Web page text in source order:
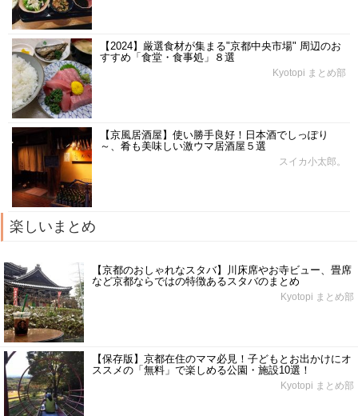
【2024】厳選食材が集まる"京都中央市場" 周辺のお
すすめ「食堂・食事処」８選
Kyotopi まとめ部
【京風居酒屋】使い勝手良好！日本酒でしっぽり
～、肴も美味しい激ウマ居酒屋５選
スイカ小太郎。
楽しいまとめ
【京都のおしゃれなスタバ】川床席やお寺ビュー、畳席
など京都ならではの特徴あるスタバのまとめ
Kyotopi まとめ部
【保存版】京都在住のママ必見！子どもとお出かけにオ
ススメの「無料」で楽しめる公園・施設10選！
Kyotopi まとめ部